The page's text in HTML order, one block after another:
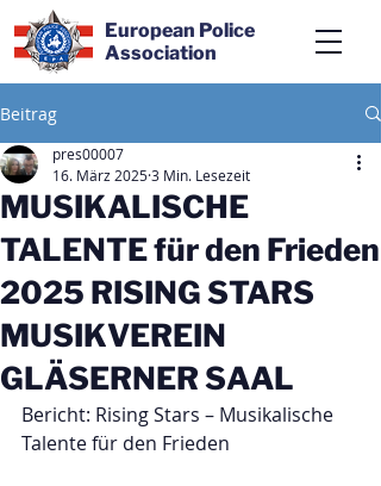
European Police
Association
Beitrag
MUSIKALISCHE
TALENTE für den Frieden
2025 RISING STARS
MUSIKVEREIN
GLÄSERNER SAAL
pres00007
16. März 20253 Min. Lesezeit
Bericht: Rising Stars – Musikalische
Talente für den Frieden